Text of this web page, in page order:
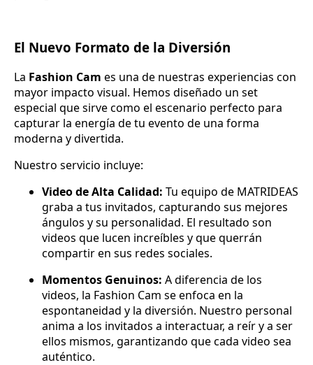
El Nuevo Formato de la Diversión
La Fashion Cam es una de nuestras experiencias con
mayor impacto visual. Hemos diseñado un set
especial que sirve como el escenario perfecto para
capturar la energía de tu evento de una forma
moderna y divertida.
Nuestro servicio incluye:
Video de Alta Calidad: Tu equipo de MATRIDEAS
graba a tus invitados, capturando sus mejores
ángulos y su personalidad. El resultado son
videos que lucen increíbles y que querrán
compartir en sus redes sociales.
Momentos Genuinos: A diferencia de los
videos, la Fashion Cam se enfoca en la
espontaneidad y la diversión. Nuestro personal
anima a los invitados a interactuar, a reír y a ser
ellos mismos, garantizando que cada video sea
auténtico.